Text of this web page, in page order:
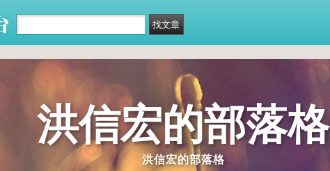
洪信宏的部落格
洪信宏的部落格